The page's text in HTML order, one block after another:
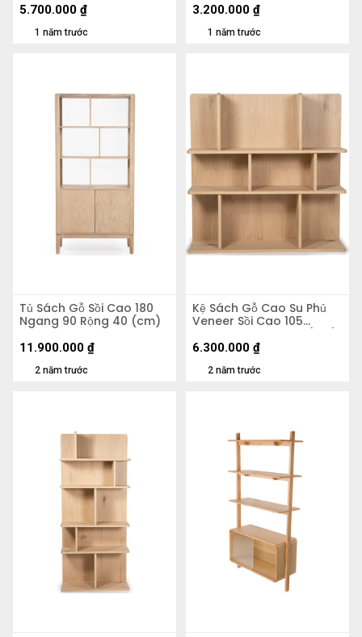
1 năm trước
5.700.000 ₫
1 năm trước
3.200.000 ₫
Tủ Sách Gỗ Sồi Cao 180
Ngang 90 Rộng 40 (cm)
2 năm trước
11.900.000 ₫
Kệ Sách Gỗ Cao Su Phủ
Veneer Sồi Cao 105
Ngang 105 Rộng 30 (cm)
2 năm trước
6.300.000 ₫